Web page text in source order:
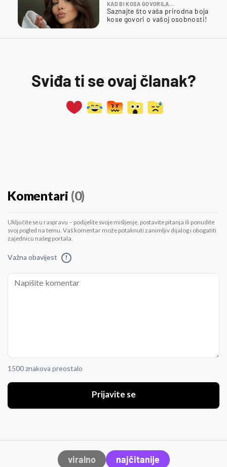
KAD BI KOSA GOVORILA…
Saznajte što vaša prirodna boja
kose govori o vašoj osobnosti!
Sviđa ti se ovaj članak?
Komentari (0)
Uključite se u raspravu – podijelite svoje mišljenje, postavite pitanja ili ponudite
svoj pogled na temu. Vaš komentar može potaknuti zanimljiv dijalog i obogatiti
zajednicu našeg portala.
Važna obavijest !
1500 znakova preostalo
Prijavite se
viralno najčitanije